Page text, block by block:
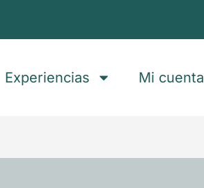
Experiencias Mi cuenta